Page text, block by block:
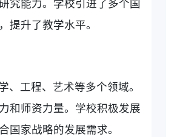
究能力。学校引进了多个国
升了教学水平。
工程、艺术等多个领域。
和师资力量。学校积极发展
家战略的发展需求。